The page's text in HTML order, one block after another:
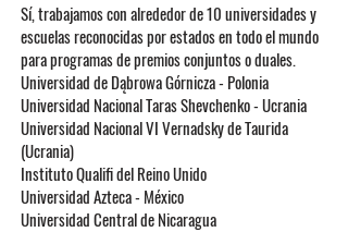
Sí, trabajamos con alrededor de 10 universidades y
escuelas reconocidas por estados en todo el mundo
para programas de premios conjuntos o duales.
Universidad de Dąbrowa Górnicza - Polonia
Universidad Nacional Taras Shevchenko - Ucrania
Universidad Nacional VI Vernadsky de Taurida
(Ucrania)
Instituto Qualifi del Reino Unido
Universidad Azteca - México
Universidad Central de Nicaragua